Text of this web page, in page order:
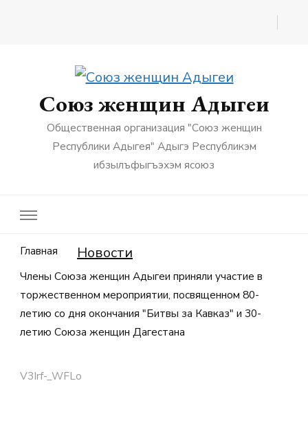
Союз женщин Адыгеи
Общественная организация "Союз женщин
Республики Адыгея" Адыгэ Республикэм
ибзылъфыгъэхэм ясоюз
Главная Новости
Члены Союза женщин Адыгеи приняли участие в
торжественном мероприятии, посвященном 80-
летию со дня окончания "Битвы за Кавказ" и 30-
летию Союза женщин Дагестана
V3Irf-_WFLo